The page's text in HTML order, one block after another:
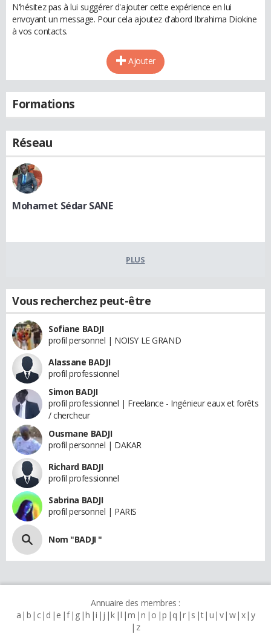
N'hésitez pas à lui suggérer d'ajouter cette expérience en lui
envoyant un message. Pour cela ajoutez d'abord Ibrahima Diokine
à vos contacts.
Ajouter
Formations
Réseau
Mohamet Sédar SANE
PLUS
Vous recherchez peut-être
Sofiane BADJI
profil personnel | NOISY LE GRAND
Alassane BADJI
profil professionnel
Simon BADJI
profil professionnel | Freelance - Ingénieur eaux et forêts
/ chercheur
Ousmane BADJI
profil personnel | DAKAR
Richard BADJI
profil professionnel
Sabrina BADJI
profil personnel | PARIS
Nom "BADJI "
Annuaire des membres :
a b c d e f g h i j k l m n o p q r s t u v w x y
z